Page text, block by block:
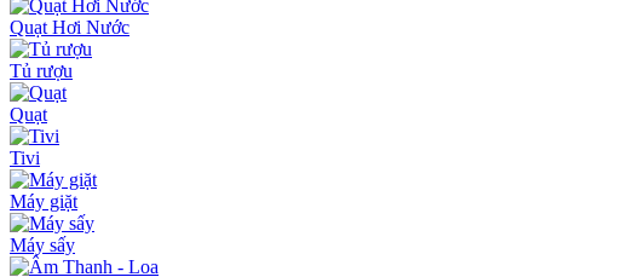
Quạt Hơi Nước
Tủ rượu
Quạt
Tivi
Máy giặt
Máy sấy